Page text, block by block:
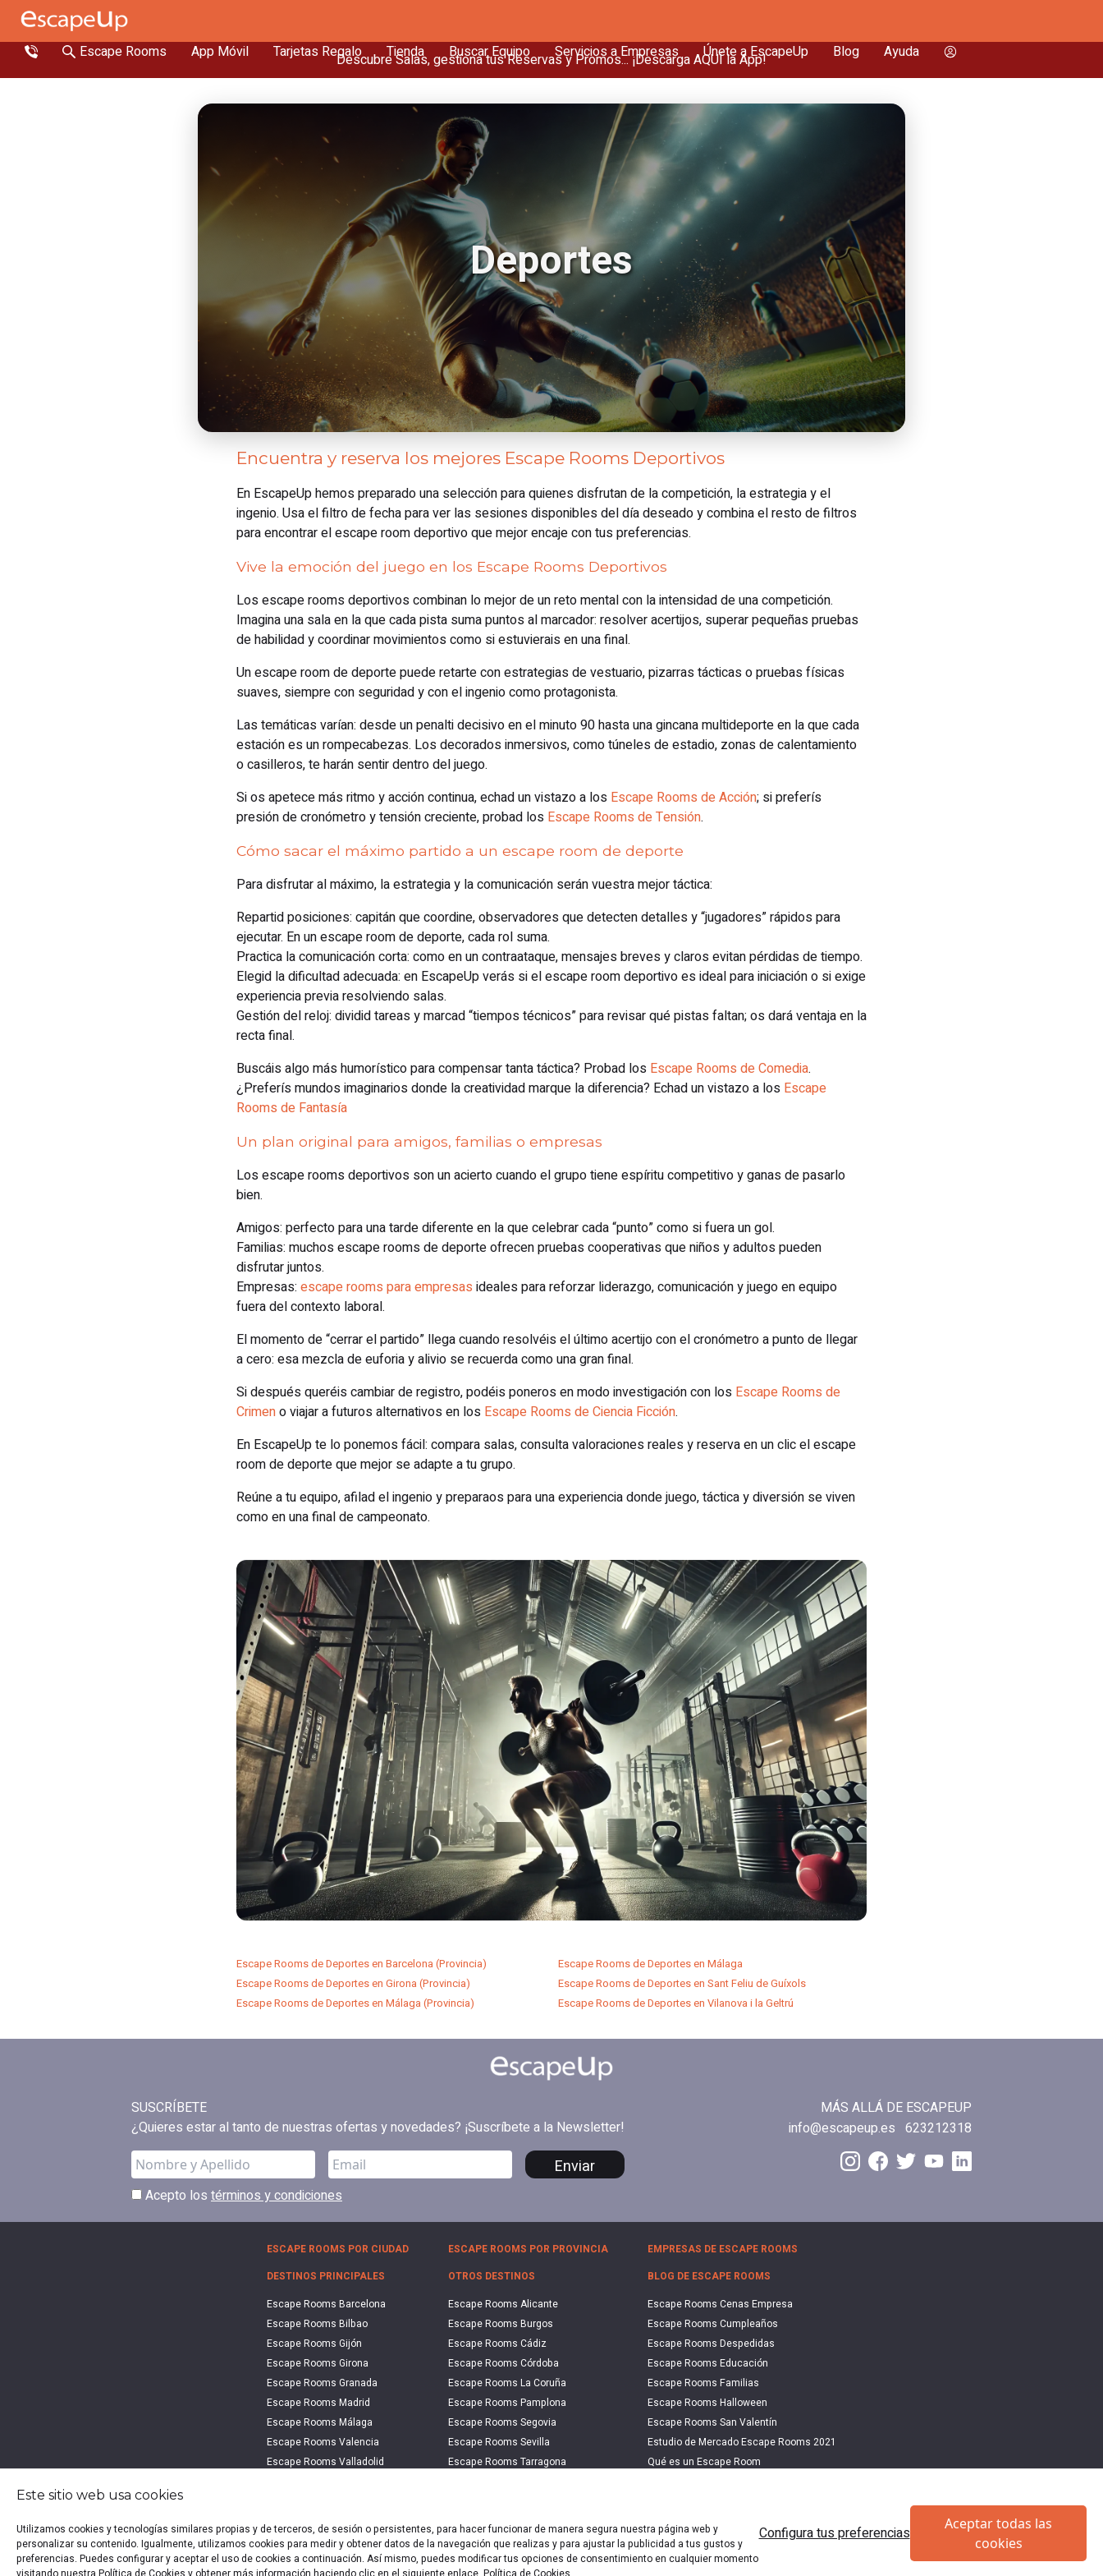
Escape Rooms App Móvil Tarjetas Regalo Tienda Buscar Equipo Servicios a Empresas Únete a EscapeUp Blog Ayuda
Descubre Salas, gestiona tus Reservas y Promos... ¡Descarga AQUÍ la App!
Deportes
Encuentra y reserva los mejores Escape Rooms Deportivos
En EscapeUp hemos preparado una selección para quienes disfrutan de la competición, la estrategia y el
ingenio. Usa el filtro de fecha para ver las sesiones disponibles del día deseado y combina el resto de filtros
para encontrar el escape room deportivo que mejor encaje con tus preferencias.
Vive la emoción del juego en los Escape Rooms Deportivos
Los escape rooms deportivos combinan lo mejor de un reto mental con la intensidad de una competición.
Imagina una sala en la que cada pista suma puntos al marcador: resolver acertijos, superar pequeñas pruebas
de habilidad y coordinar movimientos como si estuvierais en una final.
Un escape room de deporte puede retarte con estrategias de vestuario, pizarras tácticas o pruebas físicas
suaves, siempre con seguridad y con el ingenio como protagonista.
Las temáticas varían: desde un penalti decisivo en el minuto 90 hasta una gincana multideporte en la que cada
estación es un rompecabezas. Los decorados inmersivos, como túneles de estadio, zonas de calentamiento
o casilleros, te harán sentir dentro del juego.
Si os apetece más ritmo y acción continua, echad un vistazo a los Escape Rooms de Acción; si preferís
presión de cronómetro y tensión creciente, probad los Escape Rooms de Tensión.
Cómo sacar el máximo partido a un escape room de deporte
Para disfrutar al máximo, la estrategia y la comunicación serán vuestra mejor táctica:
Repartid posiciones: capitán que coordine, observadores que detecten detalles y “jugadores” rápidos para
ejecutar. En un escape room de deporte, cada rol suma.
Practica la comunicación corta: como en un contraataque, mensajes breves y claros evitan pérdidas de tiempo.
Elegid la dificultad adecuada: en EscapeUp verás si el escape room deportivo es ideal para iniciación o si exige
experiencia previa resolviendo salas.
Gestión del reloj: dividid tareas y marcad “tiempos técnicos” para revisar qué pistas faltan; os dará ventaja en la
recta final.
Buscáis algo más humorístico para compensar tanta táctica? Probad los Escape Rooms de Comedia.
¿Preferís mundos imaginarios donde la creatividad marque la diferencia? Echad un vistazo a los Escape
Rooms de Fantasía
Un plan original para amigos, familias o empresas
Los escape rooms deportivos son un acierto cuando el grupo tiene espíritu competitivo y ganas de pasarlo
bien.
Amigos: perfecto para una tarde diferente en la que celebrar cada “punto” como si fuera un gol.
Familias: muchos escape rooms de deporte ofrecen pruebas cooperativas que niños y adultos pueden
disfrutar juntos.
Empresas: escape rooms para empresas ideales para reforzar liderazgo, comunicación y juego en equipo
fuera del contexto laboral.
El momento de “cerrar el partido” llega cuando resolvéis el último acertijo con el cronómetro a punto de llegar
a cero: esa mezcla de euforia y alivio se recuerda como una gran final.
Si después queréis cambiar de registro, podéis poneros en modo investigación con los Escape Rooms de
Crimeno viajar a futuros alternativos en los Escape Rooms de Ciencia Ficción.
En EscapeUp te lo ponemos fácil: compara salas, consulta valoraciones reales y reserva en un clic el escape
room de deporte que mejor se adapte a tu grupo.
Reúne a tu equipo, afilad el ingenio y preparaos para una experiencia donde juego, táctica y diversión se viven
como en una final de campeonato.
Escape Rooms de Deportes en Barcelona (Provincia)
Escape Rooms de Deportes en Girona (Provincia)
Escape Rooms de Deportes en Málaga (Provincia)
Escape Rooms de Deportes en Málaga
Escape Rooms de Deportes en Sant Feliu de Guíxols
Escape Rooms de Deportes en Vilanova i la Geltrú
SUSCRÍBETE
¿Quieres estar al tanto de nuestras ofertas y novedades? ¡Suscríbete a la Newsletter!
Enviar
Acepto los términos y condiciones
MÁS ALLÁ DE ESCAPEUP
info@escapeup.es 623212318
ESCAPE ROOMS POR CIUDAD
DESTINOS PRINCIPALES
Escape Rooms Barcelona
Escape Rooms Bilbao
Escape Rooms Gijón
Escape Rooms Girona
Escape Rooms Granada
Escape Rooms Madrid
Escape Rooms Málaga
Escape Rooms Valencia
Escape Rooms Valladolid
ESCAPE ROOMS POR PROVINCIA
OTROS DESTINOS
Escape Rooms Alicante
Escape Rooms Burgos
Escape Rooms Cádiz
Escape Rooms Córdoba
Escape Rooms La Coruña
Escape Rooms Pamplona
Escape Rooms Segovia
Escape Rooms Sevilla
Escape Rooms Tarragona
EMPRESAS DE ESCAPE ROOMS
BLOG DE ESCAPE ROOMS
Escape Rooms Cenas Empresa
Escape Rooms Cumpleaños
Escape Rooms Despedidas
Escape Rooms Educación
Escape Rooms Familias
Escape Rooms Halloween
Escape Rooms San Valentín
Estudio de Mercado Escape Rooms 2021
Qué es un Escape Room
Política de privacidad|Política de Cookies|Aviso legal|Escape Rooms en España
Copyright © 2020-2026 EscapeUp | Todos los derechos reservados.
Este sitio web usa cookies
Utilizamos cookies y tecnologías similares propias y de terceros, de sesión o persistentes, para hacer funcionar de manera segura nuestra página web y
personalizar su contenido. Igualmente, utilizamos cookies para medir y obtener datos de la navegación que realizas y para ajustar la publicidad a tus gustos y
preferencias. Puedes configurar y aceptar el uso de cookies a continuación. Así mismo, puedes modificar tus opciones de consentimiento en cualquier momento
Configura tus preferencias
Aceptar todas las
cookies